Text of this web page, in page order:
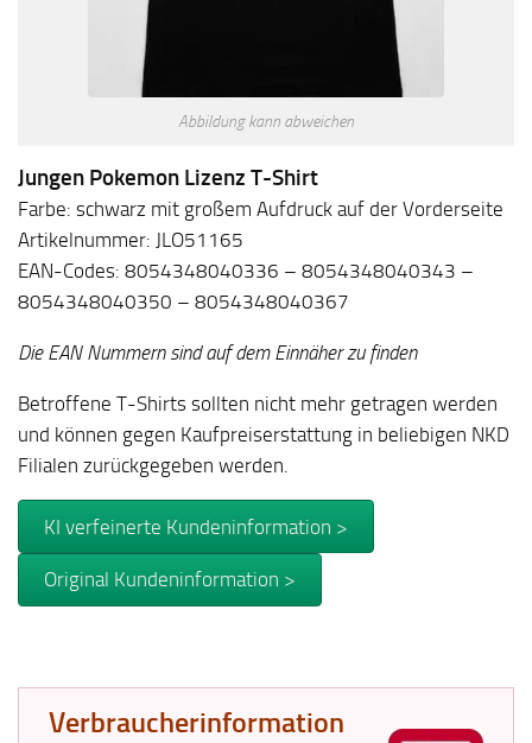
Abbildung kann abweichen
Jungen Pokemon Lizenz T-Shirt
Farbe: schwarz mit großem Aufdruck auf der Vorderseite
Artikelnummer: JLO51165
EAN-Codes: 8054348040336 – 8054348040343 –
8054348040350 – 8054348040367
Die EAN Nummern sind auf dem Einnäher zu finden
Betroffene T-Shirts sollten nicht mehr getragen werden
und können gegen Kaufpreiserstattung in beliebigen NKD
Filialen zurückgegeben werden.
KI verfeinerte Kundeninformation >
Original Kundeninformation >
Verbraucherinformation